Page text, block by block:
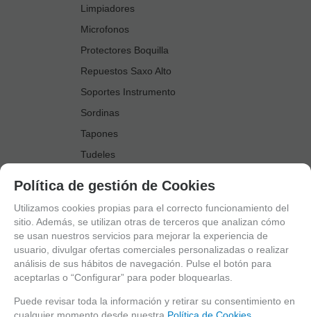
Limpiadores
Microfonos
Protectores Boquilla
Repuestos Saxo Alto
Soportes Instrumento
Sordinas
Tapones
Tudeles
Accesorios Saxo Tenor
Abrazaderas
Anillo Fonico Saxo Tenor
Atriles Marcha
Boquillas
Boquilleros
Política de gestión de Cookies
Utilizamos cookies propias para el correcto funcionamiento del
sitio. Además, se utilizan otras de terceros que analizan cómo
se usan nuestros servicios para mejorar la experiencia de
usuario, divulgar ofertas comerciales personalizadas o realizar
análisis de sus hábitos de navegación. Pulse el botón para
aceptarlas o “Configurar” para poder bloquearlas.
Puede revisar toda la información y retirar su consentimiento en